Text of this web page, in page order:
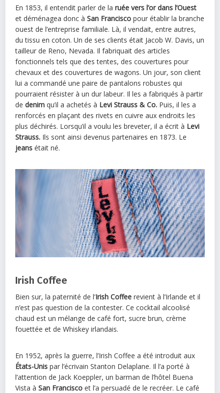
En 1853, il entendit parler de laruée vers l’or dans l’Ouest
et déménagea donc àSan Francisco pour établir la branche
ouest de l’entreprise familiale. Là, il vendait, entre autres,
du tissu en coton. Un de ses clients était Jacob W. Davis, un
tailleur de Reno, Nevada. Il fabriquait des articles
fonctionnels tels que des tentes, des couvertures pour
chevaux et des couvertures de wagons. Un jour, son client
lui a commandé une paire de pantalons robustes qui
pourraient résister à un dur labeur. Il les a fabriqués à partir
de denim qu’il a achetés à Levi Strauss & Co. Puis, il les a
renforcés en plaçant des rivets en cuivre aux endroits les
plus déchirés. Lorsqu’il a voulu les breveter, il a écrit à Levi
Strauss. Ils sont ainsi devenus partenaires en 1873. Le
jeans était né.
Irish Coffee
Bien sur, la paternité de l’Irish Coffee revient à l’Irlande et il
n’est pas question de la contester. Ce cocktail alcoolisé
chaud est un mélange de café fort, sucre brun, crème
fouettée et de Whiskey irlandais.
En 1952, après la guerre, l’Irish Coffee a été introduit aux
États-Unis par l’écrivain Stanton Delaplane. Il l’a porté à
l’attention de Jack Koeppler, un barman de l’hôtel Buena
Vista àSan Francisco et l’a persuadé de le recréer. Le café